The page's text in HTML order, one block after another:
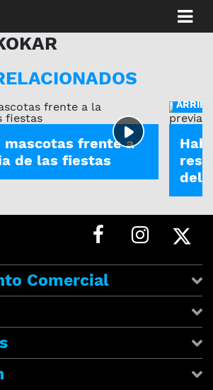
mascotas frente a
de las fiestas
del
Comercial